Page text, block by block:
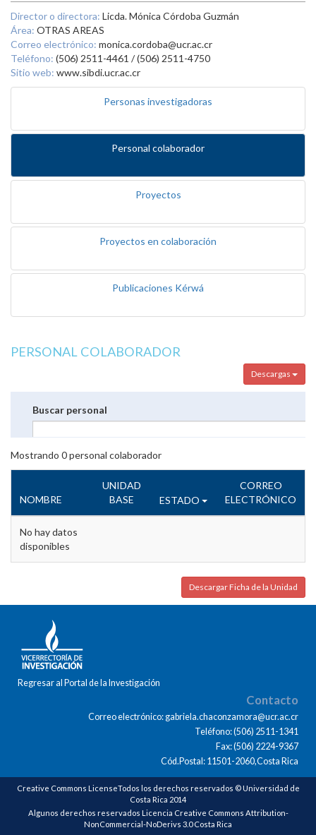
Director o directora: Licda. Mónica Córdoba Guzmán
Área: OTRAS AREAS
Correo electrónico: monica.cordoba@ucr.ac.cr
Teléfono: (506) 2511-4461 / (506) 2511-4750
Sitio web: www.sibdi.ucr.ac.cr
Personas investigadoras
Personal colaborador
Proyectos
Proyectos en colaboración
Publicaciones Kérwá
PERSONAL COLABORADOR
Descargas
Buscar personal
Mostrando 0personal colaborador
NOMBRE
UNIDAD
BASE
ESTADO
CORREO
ELECTRÓNICO
No hay datos
disponibles
Descargar Ficha de la Unidad
Regresar al Portal de la Investigación
Contacto
Correo electrónico: gabriela.chaconzamora@ucr.ac.cr
Teléfono: (506) 2511-1341
Fax: (506) 2224-9367
Cód.Postal: 11501-2060,Costa Rica
Creative Commons LicenseTodos los derechos reservados © Universidad de
Costa Rica 2014
Algunos derechos reservados Licencia Creative Commons Attribution-
NonCommercial-NoDerivs 3.0 Costa Rica